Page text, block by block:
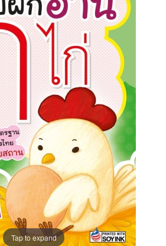
Tap to expand